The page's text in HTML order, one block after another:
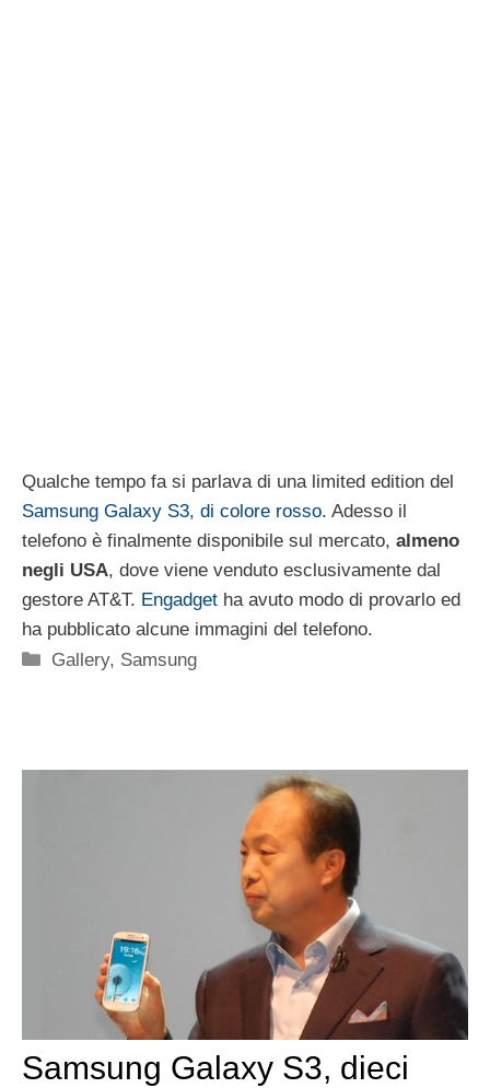
Qualche tempo fa si parlava di una limited edition del
Samsung Galaxy S3, di colore rosso. Adesso il
telefono è finalmente disponibile sul mercato, almeno
negli USA, dove viene venduto esclusivamente dal
gestore AT&T. Engadget ha avuto modo di provarlo ed
ha pubblicato alcune immagini del telefono.
Categorie
Gallery, Samsung
Samsung Galaxy S3, dieci